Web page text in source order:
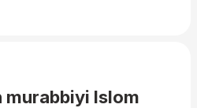
Islom